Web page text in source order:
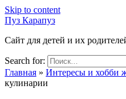
Skip to content
Пуз Карапуз
Сайт для детей и их
Search for:
Главная » Интересы и хобби
кулинарии